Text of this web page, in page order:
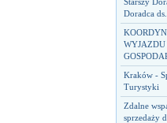
Doradca
WYJAZDU
Kraków -
Turystyki
Zdalne
sprzedaży